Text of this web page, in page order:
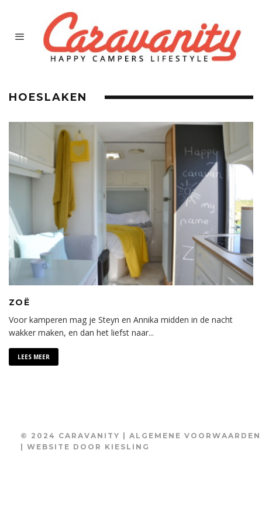
HOESLAKEN
ZOË
Voor kamperen mag je Steyn en Annika midden in de nacht
wakker maken, en dan het liefst naar...
LEES MEER
© 2024 CARAVANITY | ALGEMENE VOORWAARDEN
| WEBSITE DOOR KIESLING